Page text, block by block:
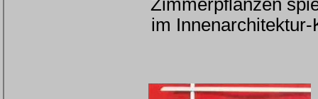
Zimmerpflanzen
im